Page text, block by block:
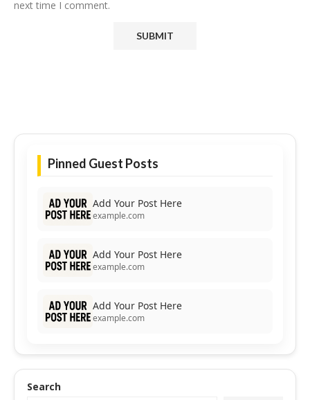
next time I comment.
Pinned Guest Posts
Add Your Post Here
example.com
Add Your Post Here
example.com
Add Your Post Here
example.com
Search